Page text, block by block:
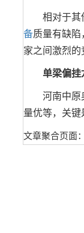
相对于其他
备质量有缺
家之间激烈
单梁偏挂
河南中原奥
量优等，关键
文章聚合页面：